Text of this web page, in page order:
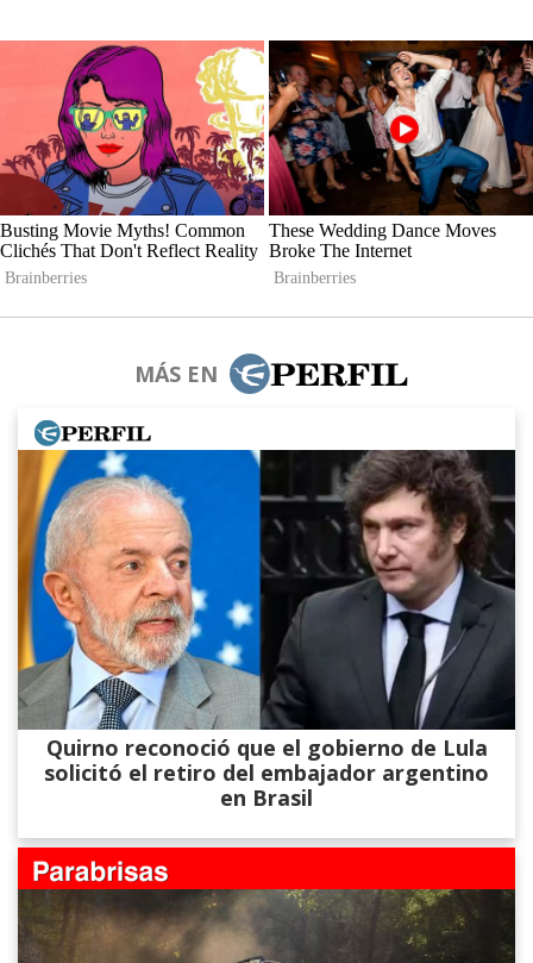
MÁS EN
Quirno reconoció que el gobierno de Lula
solicitó el retiro del embajador argentino
en Brasil